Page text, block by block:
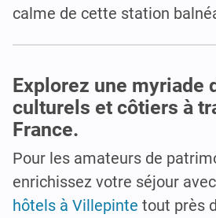
calme de cette station
Explorez une myriade
culturels et côtiers à
France.
Pour les amateurs de
enrichissez votre séjour
hôtels à Villepinte tout près